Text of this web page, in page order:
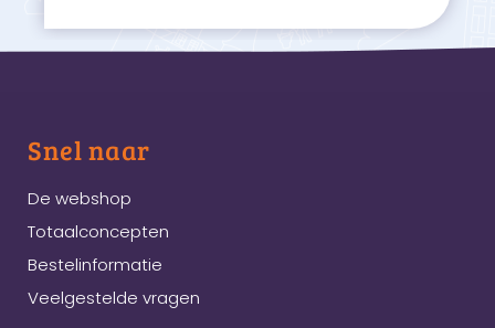
Snel naar
De webshop
Totaalconcepten
Bestelinformatie
Veelgestelde vragen